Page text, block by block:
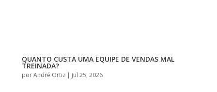
QUANTO CUSTA UMA EQUIPE DE VENDAS MAL
TREINADA?
porAndré Ortiz| jul 25, 2026